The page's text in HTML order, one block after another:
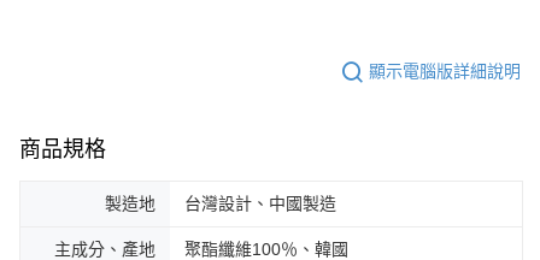
顯示電腦版詳細說明
商品規格
製造地 台灣設計、中國製造
主成分、產地 聚酯纖維100％、韓國